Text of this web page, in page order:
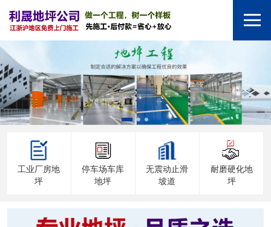
工业厂房地
坪
停车场车库
地坪
无震动止滑
坡道
耐磨硬化地
坪